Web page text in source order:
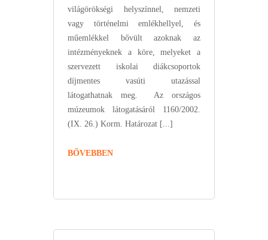
világörökségi helyszínnel, nemzeti
vagy történelmi emlékhellyel, és
műemlékkel bővült azoknak az
intézményeknek a köre, melyeket a
szervezett iskolai diákcsoportok
díjmentes vasúti utazással
látogathatnak meg. Az országos
múzeumok látogatásáról 1160/2002.
(IX. 26.) Korm. Határozat [...]
BŐVEBBENKÖZLEMÉNY